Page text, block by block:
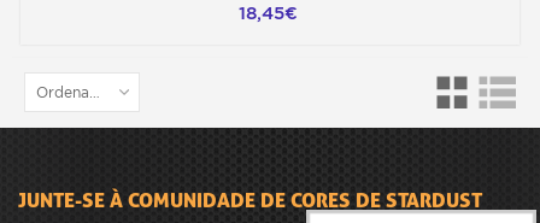
18,45€
Ordenar por
JUNTE-SE À COMUNIDADE DE CORES DE STARDUST